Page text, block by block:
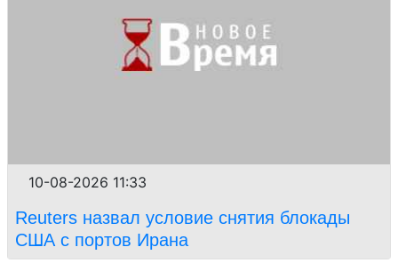
10-08-2026 11:33
Reuters назвал условие снятия блокады
США с портов Ирана